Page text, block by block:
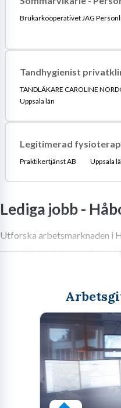
Brukarkooperativet JAG
Tandhygienist
TANDLÄKARE CAROLINE
Uppsala län
Legitimerad
Praktikertjänst AB Uppsala
Lediga jobb -
Utforska arbetsmarknaden i
utveckling och gemenskap.
och potential
Att söka lediga jobb i Håbo
sprudlar av utveckling och en
Mälarens glittrande vatten